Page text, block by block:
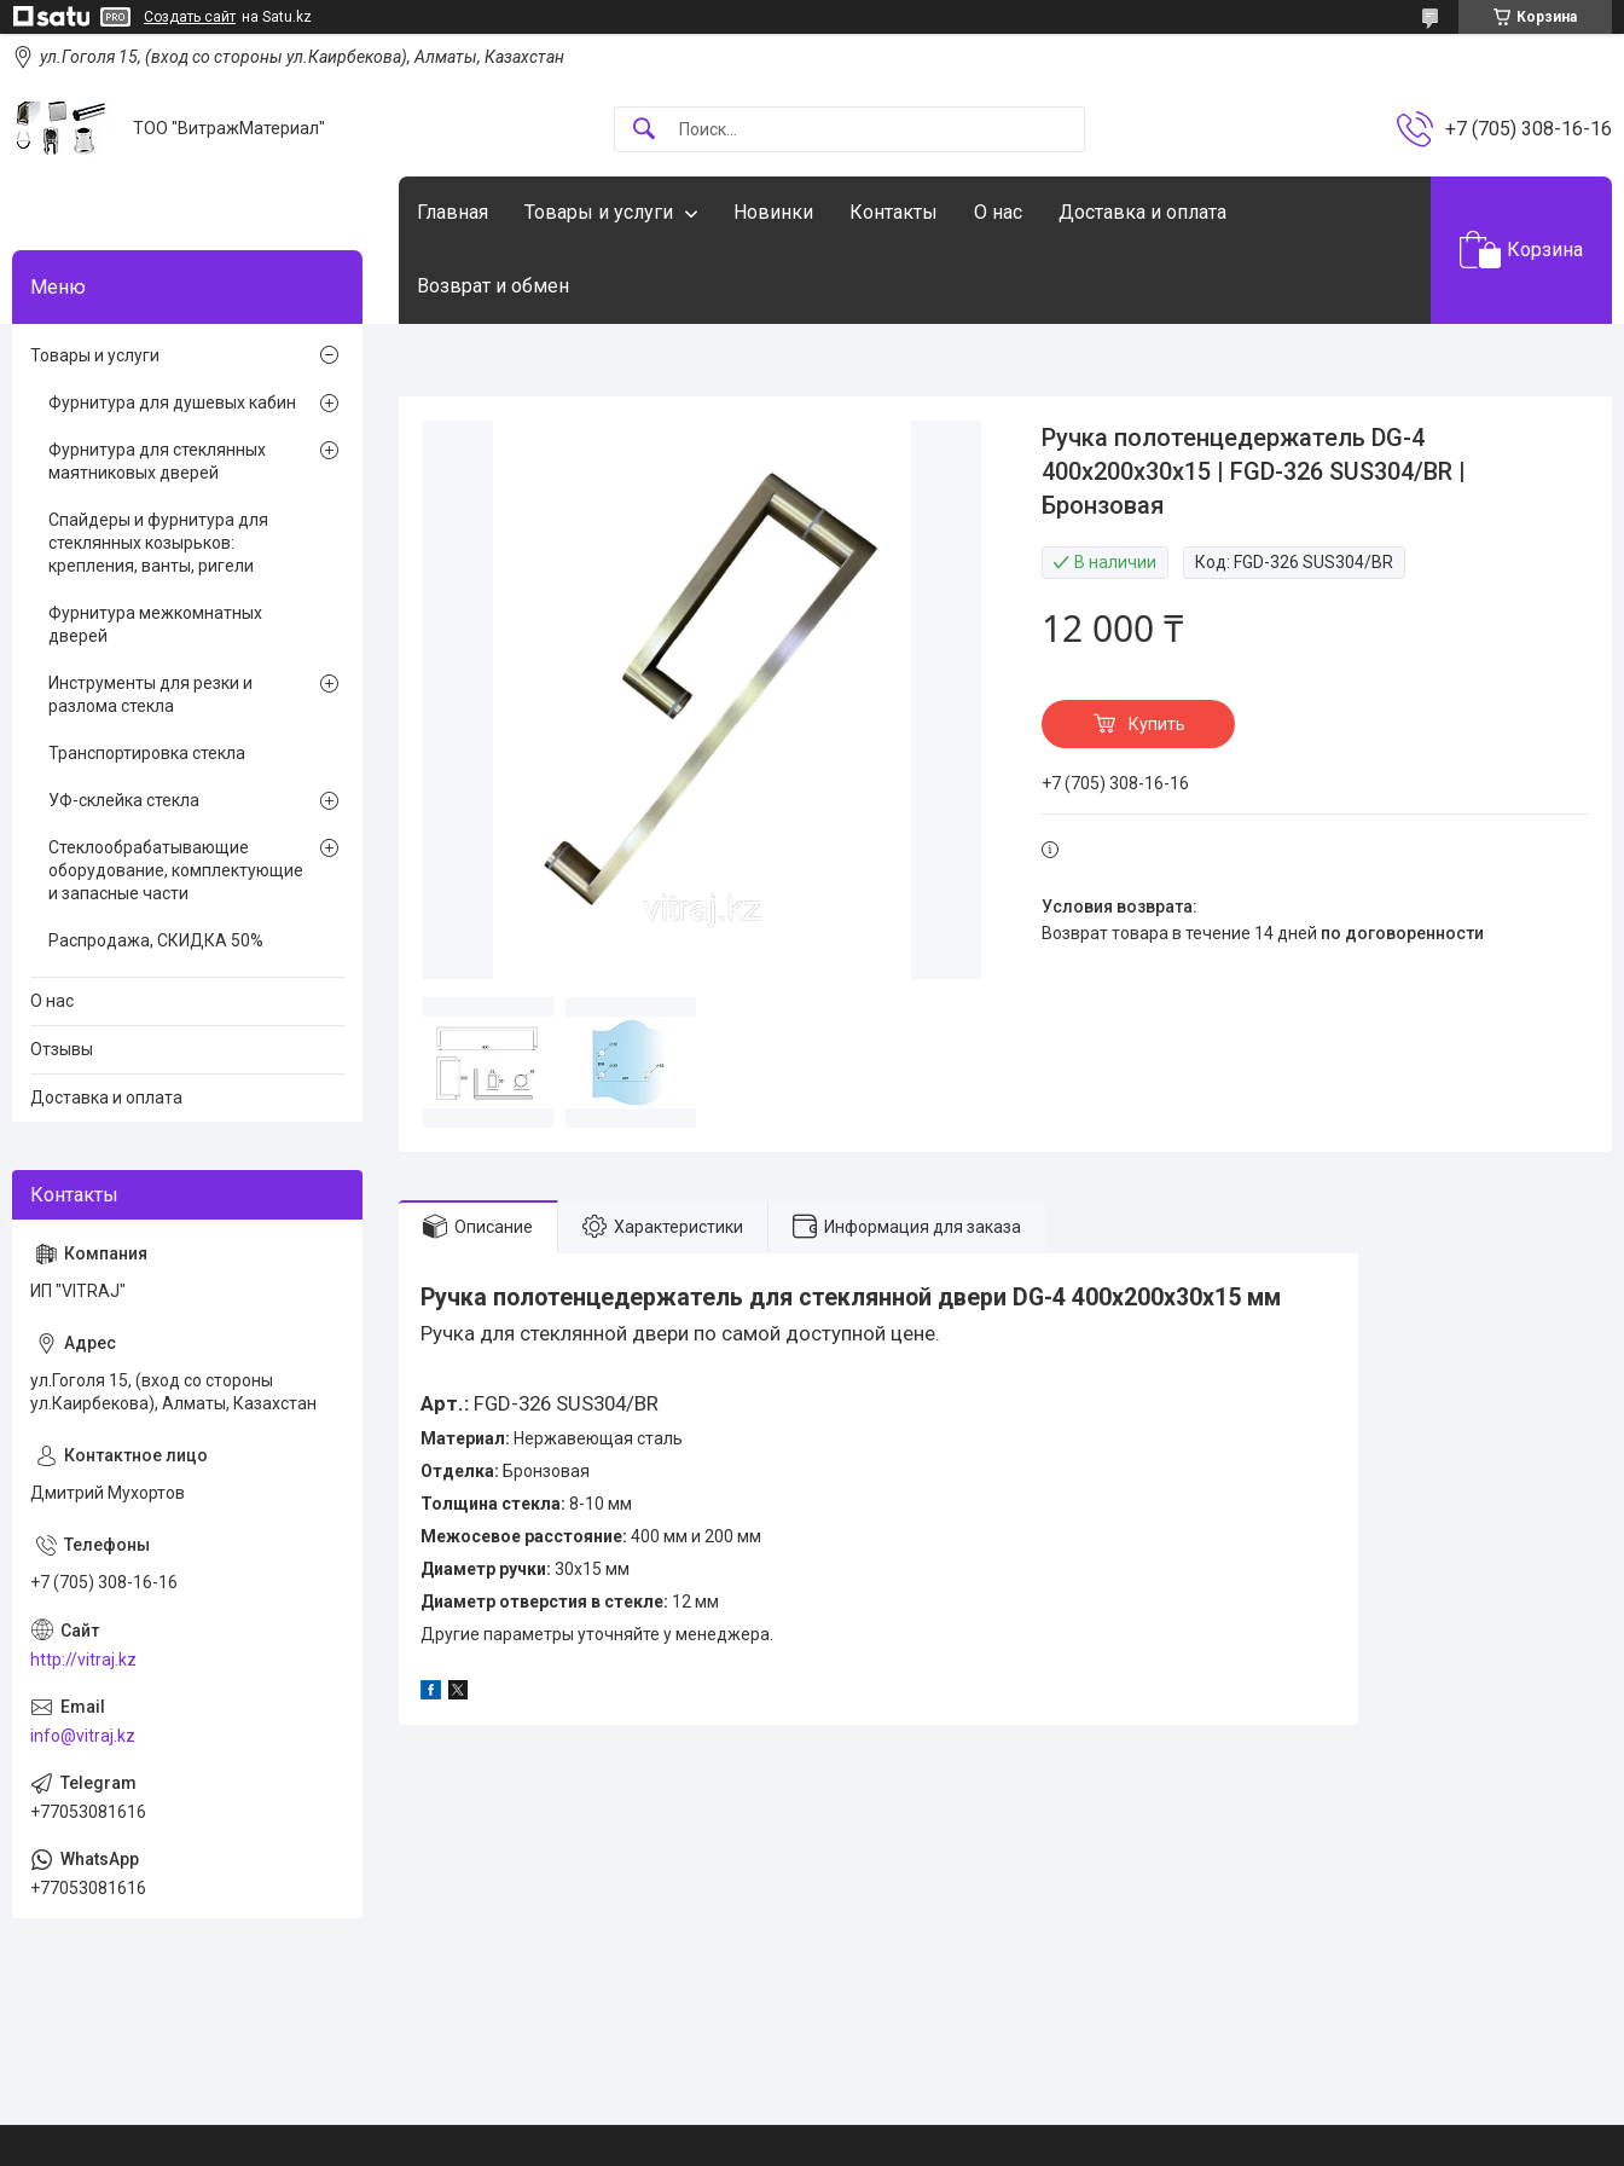
Создать сайт на Satu.kz Корзина
ул.Гоголя 15, (вход со стороны ул.Каирбекова), Алматы, Казахстан
ТОО "ВитражМатериал" +7 (705) 308-16-16
Главная Товары и услуги Новинки Контакты О нас Доставка и оплата
Возврат и обмен
Корзина
Ручка полотенцедержатель DG-4
400х200х30х15 | FGD-326 SUS304/BR |
Бронзовая
В наличии Код: FGD-326 SUS304/BR
12 000 ₸
Купить
+7 (705) 308-16-16
возврат товара в течение 14 дней по договоренности
Описание Характеристики Информация для заказа
Ручка полотенцедержатель для стеклянной двери DG-4 400х200х30х15 мм
Ручка для стеклянной двери по самой доступной цене.
Арт.: FGD-326 SUS304/BR
Материал: Нержавеющая сталь
Отделка: Бронзовая
Толщина стекла: 8-10 мм
Межосевое расстояние: 400 мм и 200 мм
Диаметр ручки: 30х15 мм
Диаметр отверстия в стекле: 12 мм
Другие параметры уточняйте у менеджера.
Товары и услуги
Фурнитура для душевых кабин
Фурнитура для стеклянных
маятниковых дверей
Спайдеры и фурнитура для
стеклянных козырьков:
крепления, ванты, ригели
Фурнитура межкомнатных
дверей
Инструменты для резки и
разлома стекла
Транспортировка стекла
УФ-склейка стекла
Стеклообрабатывающие
оборудование, комплектующие
и запасные части
Распродажа, СКИДКА 50%
О нас
Отзывы
Доставка и оплата
ИП "VITRAJ"
ул.Гоголя 15, (вход со стороны
ул.Каирбекова), Алматы, Казахстан
Дмитрий Мухортов
+7 (705) 308-16-16
http://vitraj.kz
info@vitraj.kz
+77053081616
+77053081616